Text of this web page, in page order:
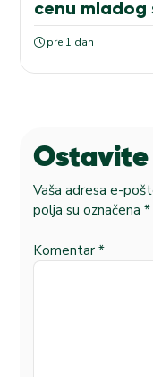
cenu
pre 1 dan
Ostavite
Vaša adresa e-
polja su označena *
Komentar *